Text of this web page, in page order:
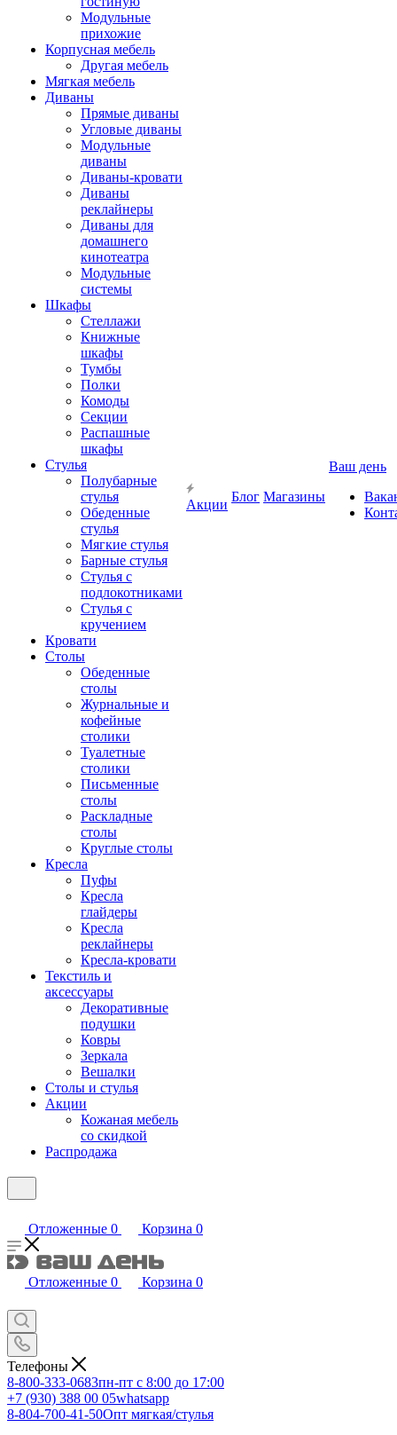
Модульные
прихожие
Корпусная мебель
Другая мебель
Мягкая мебель
Диваны
Прямые диваны
Угловые диваны
Модульные
диваны
Диваны-кровати
Диваны
реклайнеры
Диваны для
домашнего
кинотеатра
Модульные
системы
Шкафы
Стеллажи
Книжные
шкафы
Тумбы
Полки
Комоды
Секции
Распашные
шкафы
Стулья
Полубарные
стулья
Обеденные
стулья
Мягкие стулья
Барные стулья
Стулья с
подлокотниками
Стулья с
кручением
Кровати
Столы
Обеденные
столы
Журнальные и
кофейные
столики
Туалетные
столики
Письменные
столы
Раскладные
столы
Круглые столы
Кресла
Пуфы
Кресла
глайдеры
Кресла
реклайнеры
Кресла-кровати
Текстиль и
аксессуары
Декоративные
подушки
Ковры
Зеркала
Вешалки
Столы и стулья
Акции
Кожаная мебель
со скидкой
Распродажа
Акции
Блог Магазины
Ваш день
Отложенные 0 Корзина 0
Отложенные 0 Корзина 0
Телефоны
8-800-333-0683пн-пт с 8:00 до 17:00
+7 (930) 388 00 05whatsapp
8-804-700-41-50Опт мягкая/стулья